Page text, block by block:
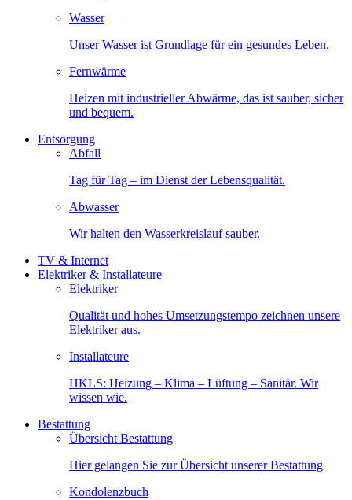
Wasser
Unser Wasser ist Grundlage für ein gesundes Leben.
Fernwärme
Heizen mit industrieller Abwärme, das ist sauber, sicher
und bequem.
Entsorgung
Abfall
Tag für Tag – im Dienst der Lebensqualität.
Abwasser
Wir halten den Wasserkreislauf sauber.
TV & Internet
Elektriker & Installateure
Elektriker
Qualität und hohes Umsetzungstempo zeichnen unsere
Elektriker aus.
Installateure
HKLS: Heizung – Klima – Lüftung – Sanitär. Wir
wissen wie.
Bestattung
Übersicht Bestattung
Hier gelangen Sie zur Übersicht unserer Bestattung
Kondolenzbuch